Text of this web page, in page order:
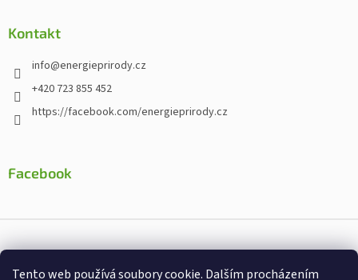
Tento web používá soubory cookie. Dalším procházením
Kontakt
info@energieprirody.cz
+420 723 855 452
https://facebook.com/energieprirody.cz
Facebook
Nakodoval:Štefan Mazáň